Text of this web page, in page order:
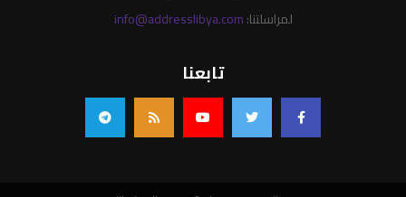
لمراسلتنا:info@addresslibya.com
تابعنا